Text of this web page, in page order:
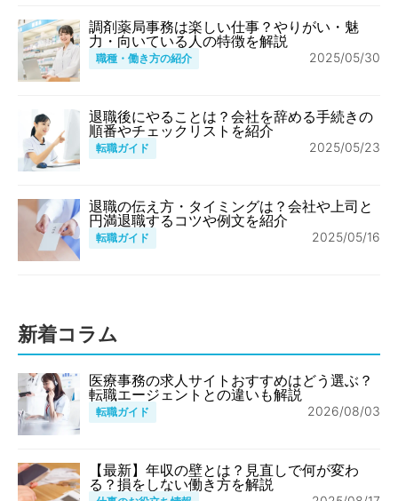
調剤薬局事務は楽しい仕事？やりがい・魅
力・向いている人の特徴を解説
職種・働き方の紹介 2025/05/30
退職後にやることは？会社を辞める手続きの
順番やチェックリストを紹介
転職ガイド 2025/05/23
退職の伝え方・タイミングは？会社や上司と
円満退職するコツや例文を紹介
転職ガイド 2025/05/16
新着コラム
医療事務の求人サイトおすすめはどう選ぶ？
転職エージェントとの違いも解説
転職ガイド 2026/08/03
【最新】年収の壁とは？見直しで何が変わ
る？損をしない働き方を解説